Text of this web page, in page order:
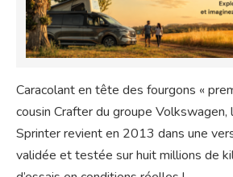
Caracolant en tête des fourgons «
cousin Crafter du groupe Volkswagen,
Sprinter revient en 2013 dans une
validée et testée sur huit millions de